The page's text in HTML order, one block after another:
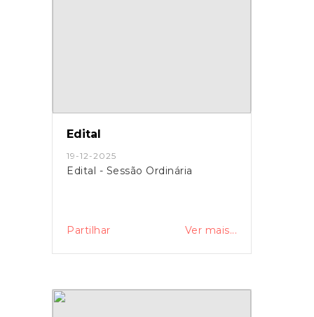
Edital
19-12-2025
Edital - Sessão Ordinária
Partilhar Ver mais...